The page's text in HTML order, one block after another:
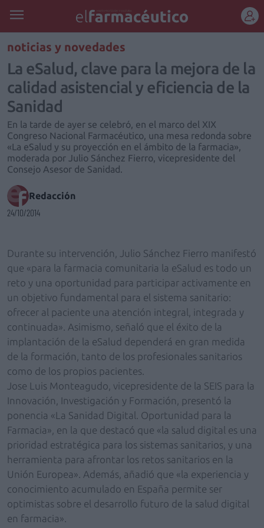
REGÍSTRATE
noticias y novedades
La eSalud, clave para la mejora de la
calidad asistencial y eficiencia de la
Sanidad
En la tarde de ayer se celebró, en el marco del XIX
Congreso Nacional Farmacéutico, una mesa redonda sobre
«La eSalud y su proyección en el ámbito de la farmacia»,
moderada por Julio Sánchez Fierro, vicepresidente del
Consejo Asesor de Sanidad.
Redacción
24/10/2014
Durante su intervención, Julio Sánchez Fierro manifestó
que «para la farmacia comunitaria la eSalud es todo un
reto y una oportunidad para participar activamente en
un objetivo fundamental para el sistema sanitario:
ofrecer al paciente una atención integral, integrada y
continuada». Asimismo, señaló que el éxito de la
implantación de la eSalud dependerá en gran medida
de la formación, tanto de los profesionales sanitarios
como de los propios pacientes.
Jose Luis Monteagudo, vicepresidente de la SEIS para la
Innovación, Investigación y Formación, presentó la
ponencia «La Sanidad Digital. Oportunidad para la
Farmacia», en la que destacó que «la salud digital es una
prioridad estratégica para los sistemas sanitarios, y una
herramienta para afrontar los retos sanitarios en la
Unión Europea». Además, añadió que «la experiencia y
conocimiento acumulado en España permite ser
optimistas sobre el desarrollo futuro de la salud digital
en farmacia».